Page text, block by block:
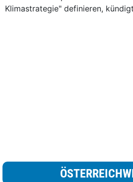
Klimastrategie" definieren,